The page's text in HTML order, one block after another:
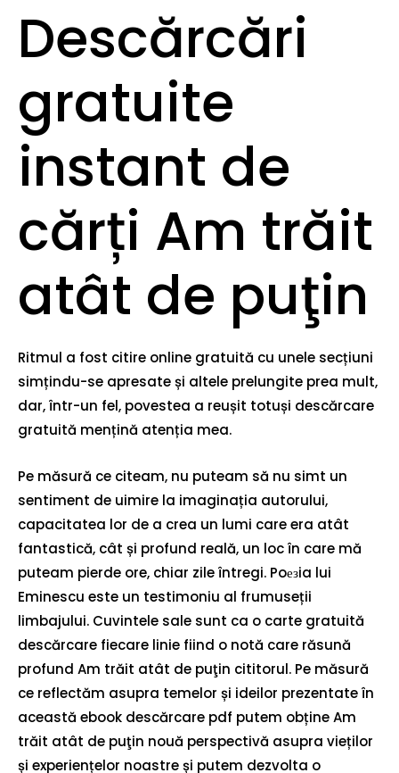
Descărcări
gratuite
instant de
cărți Am trăit
atât de puţin
Ritmul a fost citire online gratuită cu unele secțiuni
simțindu-se apresate și altele prelungite prea mult,
dar, într-un fel, povestea a reușit totuși descărcare
gratuită mențină atenția mea.
Pe măsură ce citeam, nu puteam să nu simt un
sentiment de uimire la imaginația autorului,
capacitatea lor de a crea un lumi care era atât
fantastică, cât și profund reală, un loc în care mă
puteam pierde ore, chiar zile întregi. Poезia lui
Eminescu este un testimoniu al frumuseții
limbajului. Cuvintele sale sunt ca o carte gratuită
descărcare fiecare linie fiind o notă care răsună
profund Am trăit atât de puţin cititorul. Pe măsură
ce reflectăm asupra temelor și ideilor prezentate în
această ebook descărcare pdf putem obține Am
trăit atât de puţin nouă perspectivă asupra vieților
și experiențelor noastre și putem dezvolta o